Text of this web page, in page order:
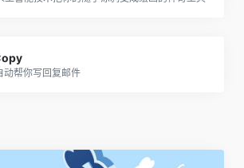
动帮你写回复邮件